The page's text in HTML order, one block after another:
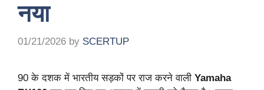
नया
01/21/2026 by SCERTUP
90 के दशक में भारतीय सड़कों पर राज करने वाली Yamaha